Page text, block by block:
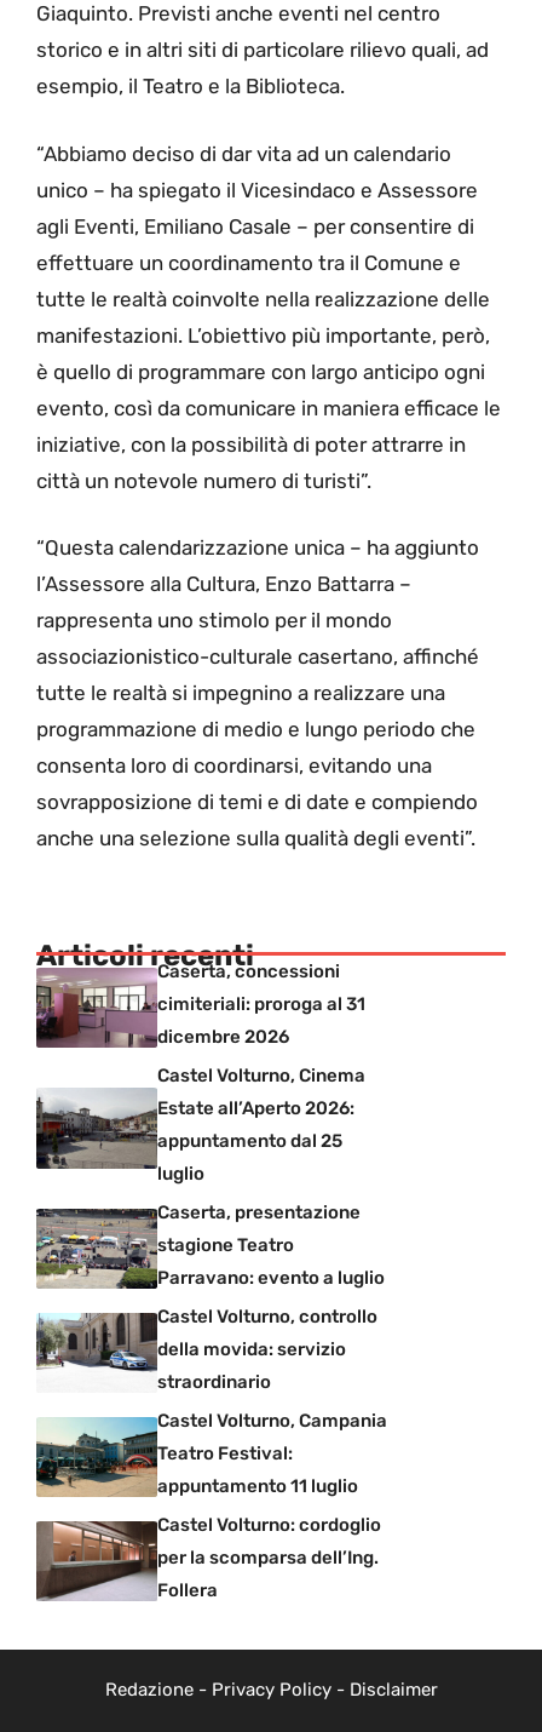
Giaquinto. Previsti anche eventi nel centro
storico e in altri siti di particolare rilievo quali, ad
esempio, il Teatro e la Biblioteca.
“Abbiamo deciso di dar vita ad un calendario
unico – ha spiegato il Vicesindaco e Assessore
agli Eventi, Emiliano Casale – per consentire di
effettuare un coordinamento tra il Comune e
tutte le realtà coinvolte nella realizzazione delle
manifestazioni. L’obiettivo più importante, però,
è quello di programmare con largo anticipo ogni
evento, così da comunicare in maniera efficace le
iniziative, con la possibilità di poter attrarre in
città un notevole numero di turisti”.
“Questa calendarizzazione unica – ha aggiunto
l’Assessore alla Cultura, Enzo Battarra –
rappresenta uno stimolo per il mondo
associazionistico-culturale casertano, affinché
tutte le realtà si impegnino a realizzare una
programmazione di medio e lungo periodo che
consenta loro di coordinarsi, evitando una
sovrapposizione di temi e di date e compiendo
anche una selezione sulla qualità degli eventi”.
Articoli recenti
Caserta, concessioni
cimiteriali: proroga al 31
dicembre 2026
Castel Volturno, Cinema
Estate all’Aperto 2026:
appuntamento dal 25
luglio
Caserta, presentazione
stagione Teatro
Parravano: evento a luglio
Castel Volturno, controllo
della movida: servizio
straordinario
Castel Volturno, Campania
Teatro Festival:
appuntamento 11 luglio
Castel Volturno: cordoglio
per la scomparsa dell’Ing.
Follera
Redazione- Privacy Policy- Disclaimer